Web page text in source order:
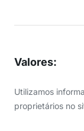
Valores:
Utilizamos
proprietários no